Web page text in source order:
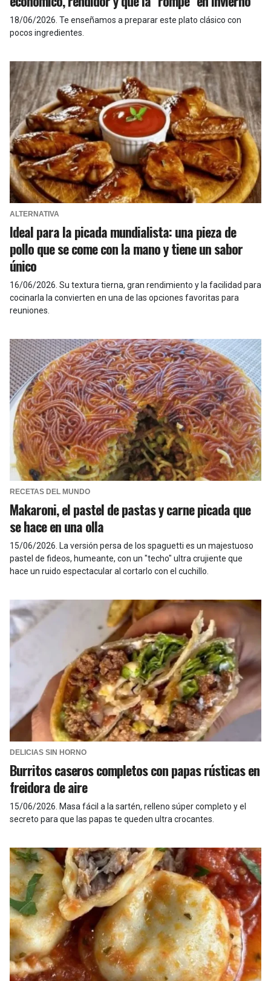
18/06/2026 Te enseñamos a preparar este plato clásico con
pocos ingredientes.
ALTERNATIVA
Ideal para la picada mundialista: una pieza de
pollo que se come con la mano y tiene un sabor
único
16/06/2026 Su textura tierna, gran rendimiento y la facilidad para
cocinarla la convierten en una de las opciones favoritas para
reuniones.
RECETAS DEL MUNDO
Makaroni, el pastel de pastas y carne picada que
se hace en una olla
15/06/2026 La versión persa de los spaguetti es un majestuoso
pastel de fideos, humeante, con un "techo" ultra crujiente que
hace un ruido espectacular al cortarlo con el cuchillo.
DELICIAS SIN HORNO
Burritos caseros completos con papas rústicas en
freidora de aire
15/06/2026 Masa fácil a la sartén, relleno súper completo y el
secreto para que las papas te queden ultra crocantes.